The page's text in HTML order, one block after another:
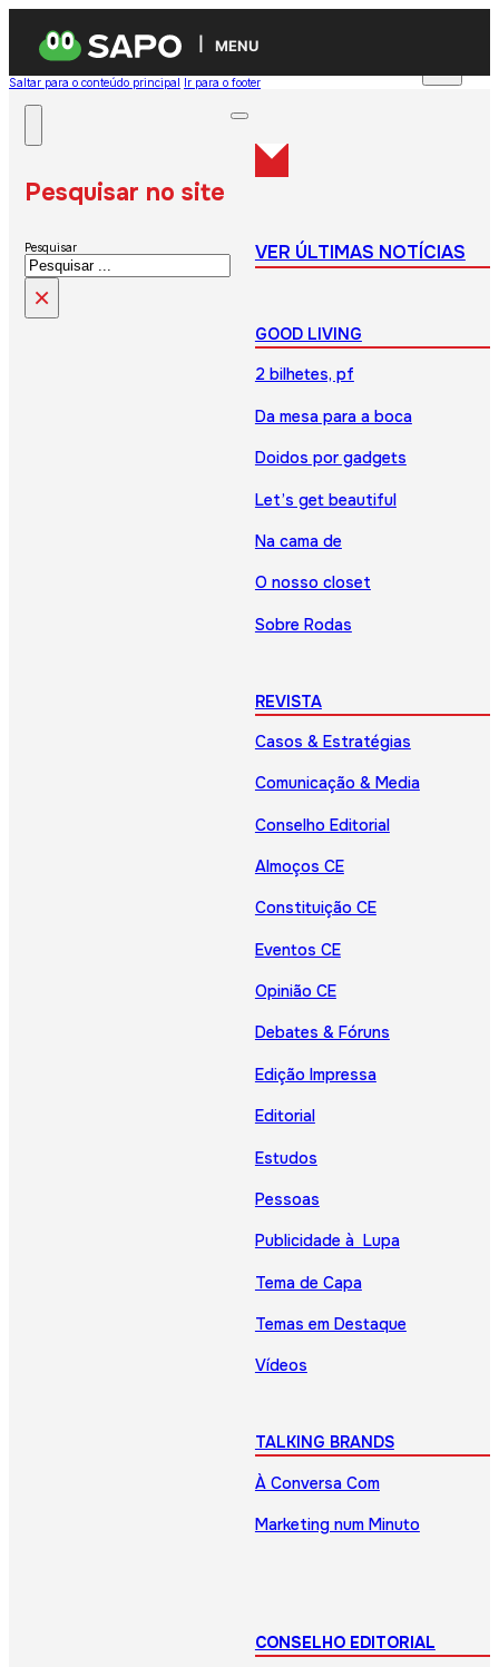
MENU
Saltar para o conteúdo principal Ir para o footer
Pesquisar no site
Pesquisar
×
VER ÚLTIMAS NOTÍCIAS
GOOD LIVING
2 bilhetes, pf
Da mesa para a boca
Doidos por gadgets
Let’s get beautiful
Na cama de
O nosso closet
Sobre Rodas
REVISTA
Casos & Estratégias
Comunicação & Media
Conselho Editorial
Almoços CE
Constituição CE
Eventos CE
Opinião CE
Debates & Fóruns
Edição Impressa
Editorial
Estudos
Pessoas
Publicidade à Lupa
Tema de Capa
Temas em Destaque
Vídeos
TALKING BRANDS
À Conversa Com
Marketing num Minuto
CONSELHO EDITORIAL